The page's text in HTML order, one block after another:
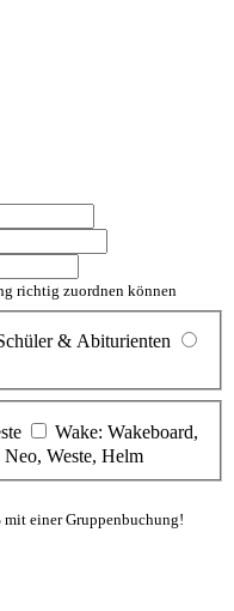
richtig zuordnen können
& Abiturienten
Wake: Wakeboard,
Weste, Helm
mit einer Gruppenbuchung!